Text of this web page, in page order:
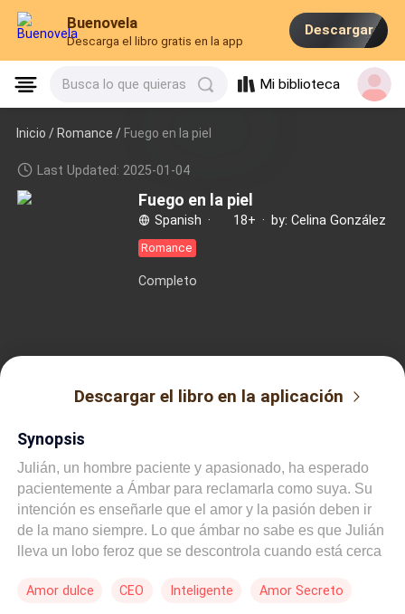
Buenovela
Descarga el libro gratis en la app
Descargar
Busca lo que quieras Mi biblioteca
Inicio /Romance / Fuego en la piel
Last Updated: 2025-01-04
Fuego en la piel
Spanish · 18+ · by: Celina González
Romance
Completo
Descargar el libro en la aplicación
Synopsis
Julián, un hombre paciente y apasionado, ha esperado
pacientemente a Ámbar para reclamarla como suya. Su
intención es enseñarle que el amor y la pasión deben ir
de la mano siempre. Lo que ámbar no sabe es que Julián
lleva un lobo feroz que se descontrola cuando está cerca
una manera que ámbar podría sentir miedo. Ámbar,
Amor dulce CEO Inteligente Amor Secreto